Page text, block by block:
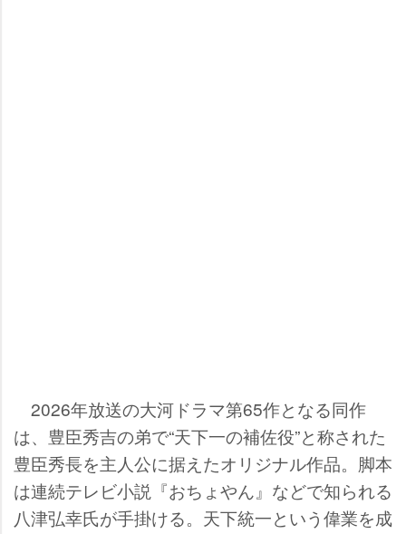
2026年放送の大河ドラマ第65作となる同作
は、豊臣秀吉の弟で“天下一の補佐役”と称された
豊臣秀長を主人公に据えたオリジナル作品。脚本
は連続テレビ小説『おちょやん』などで知られる
八津弘幸氏が手掛ける。天下統一という偉業を成